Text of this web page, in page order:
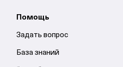
Помощь
Задать вопрос
База знаний